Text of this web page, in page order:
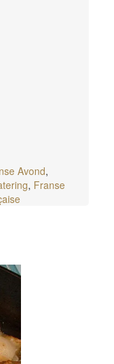
Avond,
, Franse